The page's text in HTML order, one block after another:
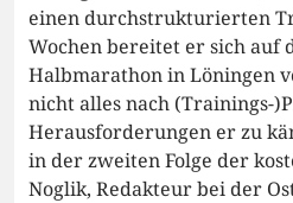
einen durchstrukturierten
Wochen bereitet er sich auf
Halbmarathon in Löningen
nicht alles nach (Trainings-
Herausforderungen er zu
in der zweiten Folge der
Noglik, Redakteur bei der